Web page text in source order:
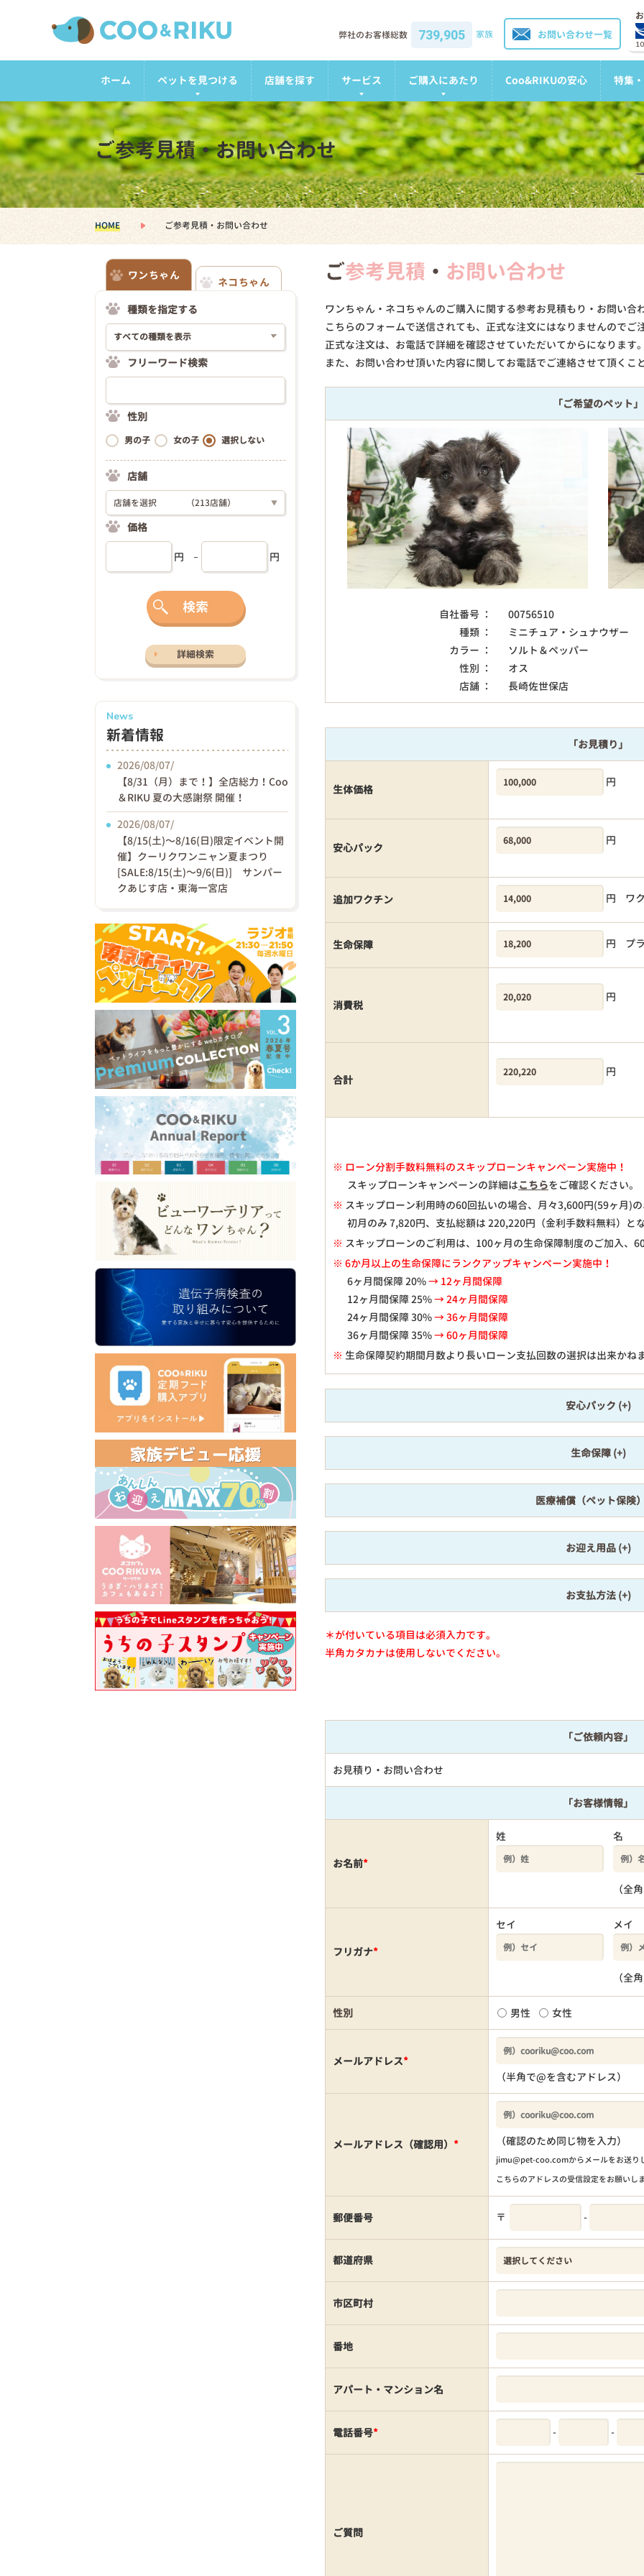
お問い合わせ一覧
弊社のお客様総数 739,905 家族
ホーム ペットを見つける 店舗を探す サービス ご購入にあたり Coo&RIKUの安心 特集
ご参考見積・お問い合わせ
HOME ご参考見積・お問い合わせ
ご参考見積 ・ お問い合わせ
ワンちゃん・ネコちゃんのご購入に関する参考お見積もり・お問い合
こちらのフォームで送信されても、正式な注文にはなりませんのでご
正式な注文は、お電話で詳細を確認させていただいてからになります
また、お問い合わせ頂いた内容に関してお電話でご連絡させて頂く
「ご希望のペット」
自社番号 ：
00756510
種類 ：
ミニチュア・シュナウザー
カラー ：
ソルト＆ペッパー
性別 ：
オス
店舗 ：
長崎佐世保店
「お見積り」
生体価格
円
安心パック
円
追加ワクチン 円 ワ
生命保障 円 プ
消費税
円
合計
円
※ ローン分割手数料無料のスキップローンキャンペーン実施中！
スキップローンキャンペーンの詳細はこちらをご確認ください。
※ スキップローン利用時の60回払いの場合、月々3,600円(59ヶ月)
初月のみ 7,820円、支払総額は 220,220円（金利手数料無料）と
※ スキップローンのご利用は、100ヶ月の生命保障制度のご加入、
※ 6か月以上の生命保障にランクアップキャンペーン実施中！
6ヶ月間保障 20%→ 12ヶ月間保障
12ヶ月間保障 25%→ 24ヶ月間保障
24ヶ月間保障 30%→ 36ヶ月間保障
36ヶ月間保障 35%→ 60ヶ月間保障
※ 生命保障契約期間月数より長いローン支払回数の選択は出来かね
安心パック
生命保障
医療補償（ペット保険
お迎え用品
お支払方法
＊が付いている項目は必須入力です。
半角カタカナは使用しないでください。
「ご依頼内容」
お見積り・お問い合わせ
「お客様情報」
お名前*
姓 名
（全
フリガナ*
セイ メイ
（全
性別 男性 女性
メールアドレス*
（半角で@を含むアドレス）
メールアドレス（確認用） * （確認のため同じ物を入力）
jimu@pet-coo.comからメールをお送り
こちらのアドレスの受信設定をお願いし
郵便番号 〒 -
都道府県
市区町村
番地
アパート・マンション名
電話番号* - -
ご質問
ワンちゃん
ネコちゃん
種類を指定する
フリーワード検索
性別
男の子 女の子 選択しない
店舗
店舗を選択 （213店舗） ▼
価格
円 円
検索
詳細検索
News
新着情報
2026/08/07/
【8/31（月）まで！】全店総力！Coo
＆RIKU 夏の大感謝祭 開催！
2026/08/07/
【8/15(土)〜8/16(日)限定イベント開
催】クーリクワンニャン夏まつり
[SALE:8/15(土)～9/6(日)] サンパー
クあじす店・東海一宮店